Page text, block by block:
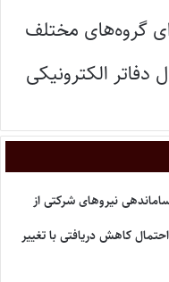
گروه‌های مختلف
الکترونیکی
نیروهای شرکتی از
کاهش دریافتی با تغییر